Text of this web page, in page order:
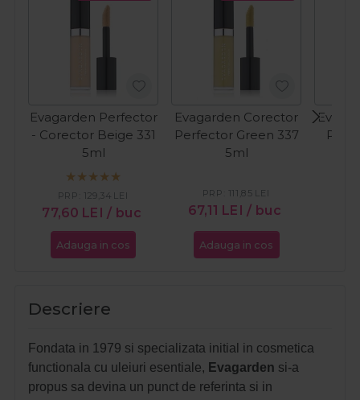
Evagarden Perfector
- Corector Beige 331
5ml
77,60 LEI / buc
PRP: 129,34 LEI
Adauga in cos
Evagarden Corector
Perfector Green 337
5ml
67,11 LEI / buc
PRP: 111,85 LEI
Adauga in cos
Descriere
Fondata in 1979 si specializata initial in cosmetica
functionala cu uleiuri esentiale, Evagarden si-a
propus sa devina un punct de referinta si in